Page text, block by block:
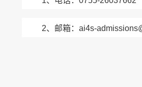
2、邮箱：ai4s-